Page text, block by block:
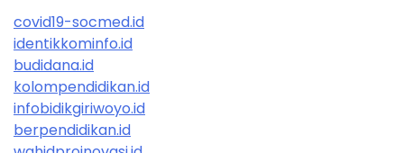
covid19-socmed.id
identikkominfo.id
budidana.id
kolompendidikan.id
infobidikgiriwoyo.id
berpendidikan.id